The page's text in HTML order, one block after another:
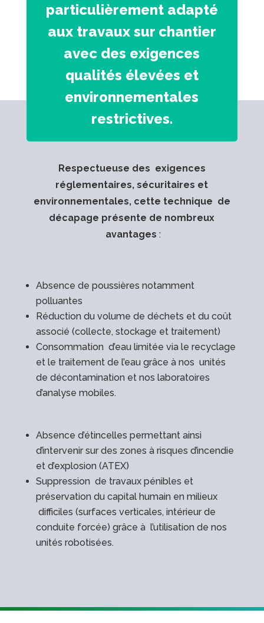
particulièrement adapté
aux travaux sur chantier
avec des exigences
qualités élevées et
environnementales
restrictives.
Respectueuse des exigences
réglementaires, sécuritaires et
environnementales, cette technique de
décapage présente de nombreux
avantages :
Absence de poussières notamment
polluantes
Réduction du volume de déchets et du coût
associé (collecte, stockage et traitement)
Consommation d’eau limitée via le recyclage
et le traitement de l’eau grâce à nos unités
de décontamination et nos laboratoires
d’analyse mobiles.
Absence d’étincelles permettant ainsi
d’intervenir sur des zones à risques d’incendie
et d’explosion (ATEX)
Suppression de travaux pénibles et
préservation du capital humain en milieux
difficiles (surfaces verticales, intérieur de
conduite forcée) grâce à l’utilisation de nos
unités robotisées.